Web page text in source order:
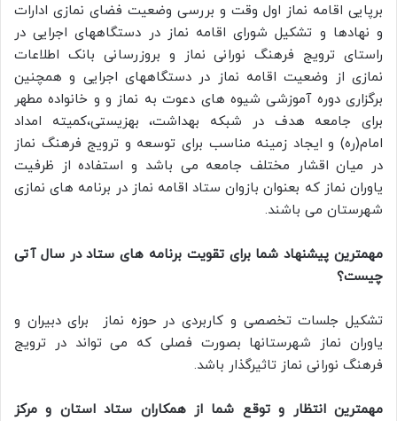
برپایی اقامه نماز اول وقت و بررسی وضعیت فضای نمازی ادارات
و نهادها و تشکیل شورای اقامه نماز در دستگاههای اجرایی در
راستای ترویج فرهنگ نورانی نماز و بروزرسانی بانک اطلاعات
نمازی از وضعیت اقامه نماز در دستگاههای اجرایی و همچنین
برگزاری دوره آموزشی شیوه های دعوت به نماز و و خانواده مطهر
برای جامعه هدف در شبکه بهداشت، بهزیستی،کمیته امداد
امام(ره) و ایجاد زمینه مناسب برای توسعه و ترویج فرهنگ نماز
در میان اقشار مختلف جامعه می باشد و استفاده از ظرفیت
یاوران نماز که بعنوان بازوان ستاد اقامه نماز در برنامه های نمازی
شهرستان می باشند.
مهمترین پیشنهاد شما برای تقویت برنامه های ستاد در سال آتی
چیست؟
تشکیل جلسات تخصصی و کاربردی در حوزه نماز برای دبیران و
یاوران نماز شهرستانها بصورت فصلی که می تواند در ترویج
فرهنگ نورانی نماز تاثیرگذار باشد.
مهمترین انتظار و توقع شما از همکاران ستاد استان و مرکز